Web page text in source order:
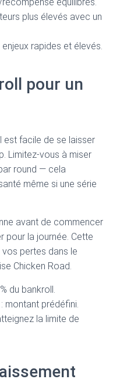
plus élevés avec un
rapides et élevés.
pour un
est facile de se laisser
Limitez-vous à miser
round — cela
même si une série
avant de commencer
pour la journée. Cette
pertes dans le
Chicken Road.
du bankroll.
montant prédéfini.
la limite de